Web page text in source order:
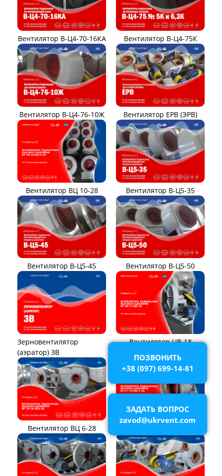
Вентилятор В-Ц4-70-16КА Вентилятор В-Ц4-75К
Вентилятор В-Ц4-76-10Ж Вентилятор ЕРВ (ЭРВ)
Вентилятор ВЦ 10-28 Вентилятор В-Ц5-35
Вентилятор В-Ц5-45 Вентилятор В-Ц5-50
Зерновентилятор
(аэратор) ЗВ
Вентилятор ЦВ-18
Вентилятор ВЦ 6-28
ПОЗВОНИТЬ
+38 (097) 699-14-81
ЗАДАТЬ ВОПРОС
zavod@ukrvent.com